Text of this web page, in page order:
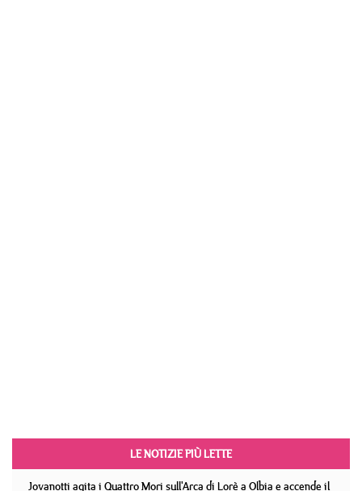
LE NOTIZIE PIÙ LETTE
Jovanotti agita i Quattro Mori sull'Arca di Lorè a Olbia e accende il